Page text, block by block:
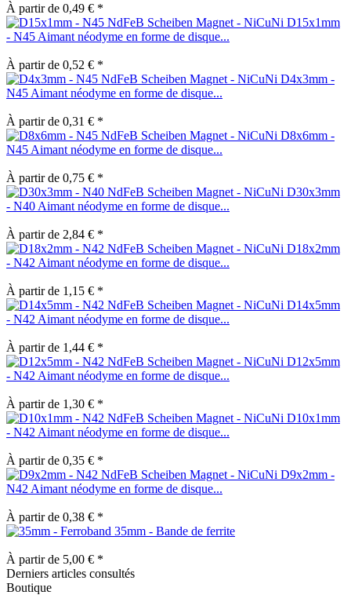
À partir de 0,49 € *
D15x1mm
- N45 Aimant néodyme en forme de disque...
À partir de 0,52 € *
D4x3mm -
N45 Aimant néodyme en forme de disque...
À partir de 0,31 € *
D8x6mm -
N45 Aimant néodyme en forme de disque...
À partir de 0,75 € *
D30x3mm
- N40 Aimant néodyme en forme de disque...
À partir de 2,84 € *
D18x2mm
- N42 Aimant néodyme en forme de disque...
À partir de 1,15 € *
D14x5mm
- N42 Aimant néodyme en forme de disque...
À partir de 1,44 € *
D12x5mm
- N42 Aimant néodyme en forme de disque...
À partir de 1,30 € *
D10x1mm
- N42 Aimant néodyme en forme de disque...
À partir de 0,35 € *
D9x2mm -
N42 Aimant néodyme en forme de disque...
À partir de 0,38 € *
35mm - Bande de ferrite
À partir de 5,00 € *
Derniers articles consultés
Boutique